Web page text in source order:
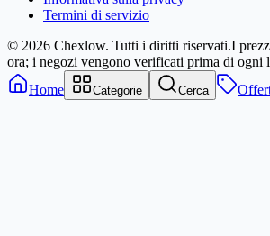
Termini di servizio
© 2026 Chexlow. Tutti i diritti riservati.I
ora; i negozi vengono verificati prima di ogni
Home
Categorie Cerca